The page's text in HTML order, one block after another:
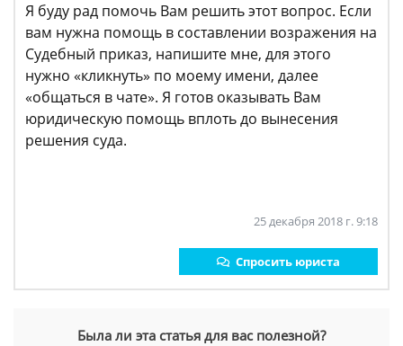
Я буду рад помочь Вам решить этот вопрос. Если
вам нужна помощь в составлении возражения на
Судебный приказ, напишите мне, для этого
нужно «кликнуть» по моему имени, далее
«общаться в чате». Я готов оказывать Вам
юридическую помощь вплоть до вынесения
решения суда.
25 декабря 2018 г. 9:18
Спросить юриста
Была ли эта статья для вас полезной?